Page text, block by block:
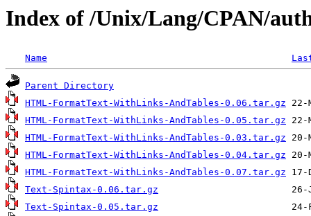
Index of /Unix/Lang/CPAN/
Name
Parent Directory
HTML-FormatText-WithLinks-AndTables-0.06.tar.gz
HTML-FormatText-WithLinks-AndTables-0.05.tar.gz
HTML-FormatText-WithLinks-AndTables-0.03.tar.gz
HTML-FormatText-WithLinks-AndTables-0.04.tar.gz
HTML-FormatText-WithLinks-AndTables-0.07.tar.gz
Text-Spintax-0.06.tar.gz
Text-Spintax-0.05.tar.gz